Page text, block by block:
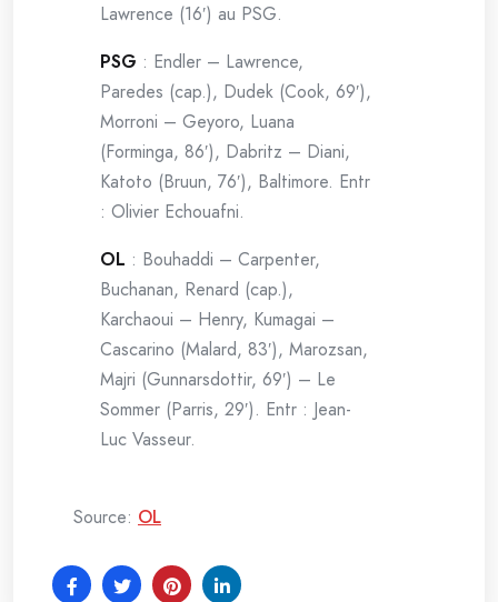
Lawrence (16′) au PSG.
PSG : Endler – Lawrence,
Paredes (cap.), Dudek (Cook, 69′),
Morroni – Geyoro, Luana
(Forminga, 86′), Dabritz – Diani,
Katoto (Bruun, 76′), Baltimore. Entr
: Olivier Echouafni.
OL : Bouhaddi – Carpenter,
Buchanan, Renard (cap.),
Karchaoui – Henry, Kumagai –
Cascarino (Malard, 83′), Marozsan,
Majri (Gunnarsdottir, 69′) – Le
Sommer (Parris, 29′). Entr : Jean-
Luc Vasseur.
Source: OL